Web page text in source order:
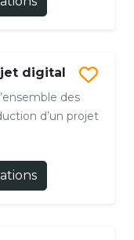
digital
des
d’un projet